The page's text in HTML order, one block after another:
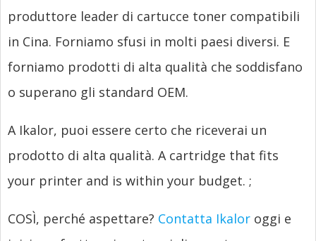
produttore leader di cartucce toner compatibili
in Cina. Forniamo sfusi in molti paesi diversi. E
forniamo prodotti di alta qualità che soddisfano
o superano gli standard OEM.
A Ikalor, puoi essere certo che riceverai un
prodotto di alta qualità. A cartridge that fits
your printer and is within your budget. ;
COSÌ, perché aspettare? Contatta Ikalor oggi e